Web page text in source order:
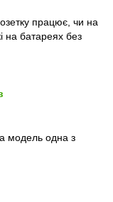
працює, чи на
на батареях без
модель одна з